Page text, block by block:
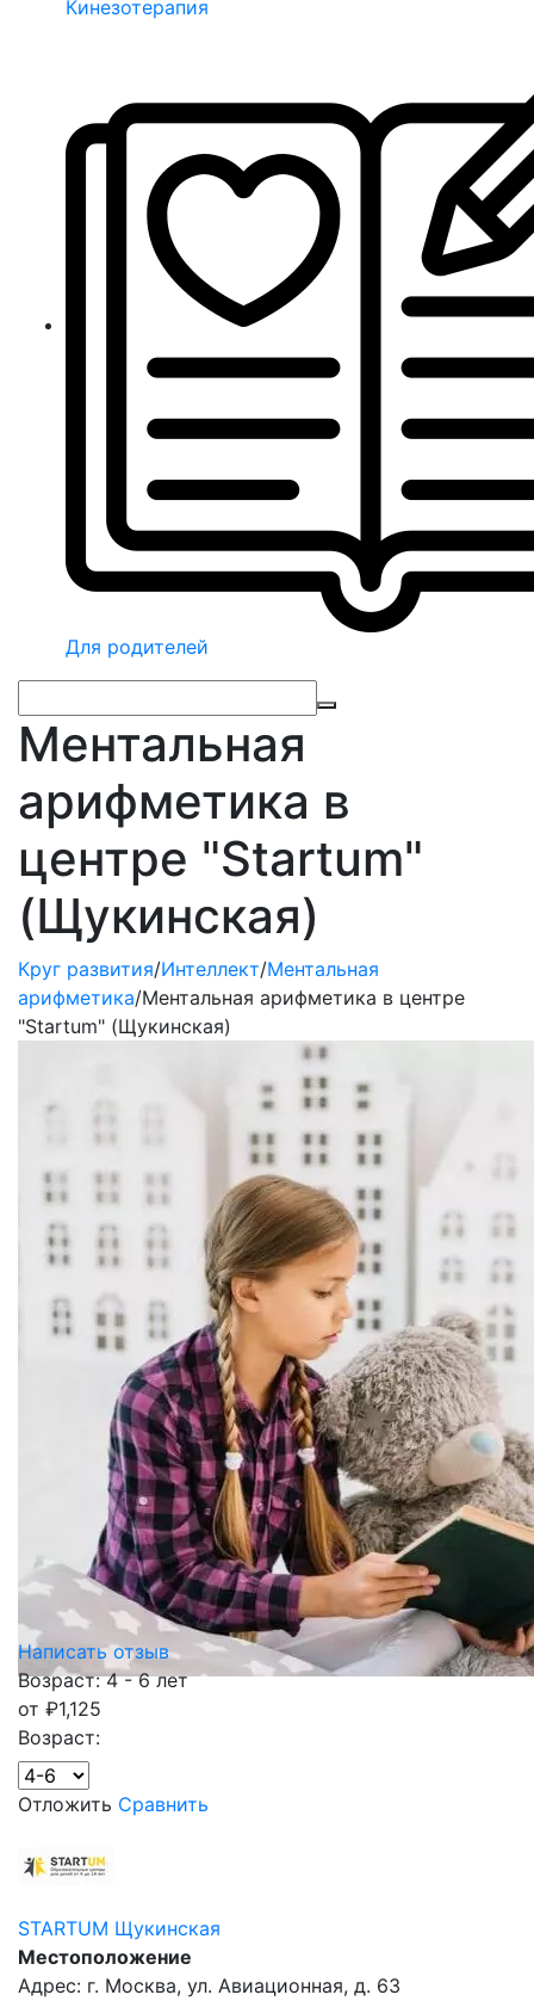
Кинезотерапия
Для родителей
Ментальная
арифметика в
центре "Startum"
(Щукинская)
Круг развития/Интеллект/Ментальная
арифметика/Ментальная арифметика в центре
"Startum" (Щукинская)
Написать отзыв
Возраст: 4 - 6 лет
от ₽1,125
Возраст:
Отложить Сравнить
STARTUM Щукинская
Местоположение
Адрес: г. Москва, ул. Авиационная, д. 63